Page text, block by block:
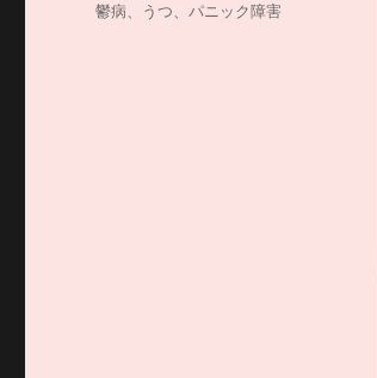
鬱病、うつ、パニック障害